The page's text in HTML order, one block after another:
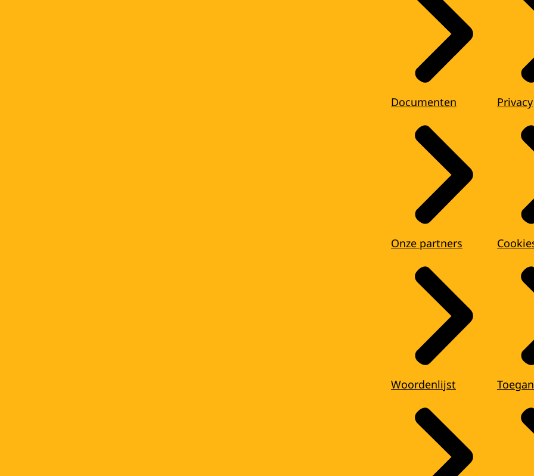
Documenten
Onze partners
Woordenlijst
Privacy